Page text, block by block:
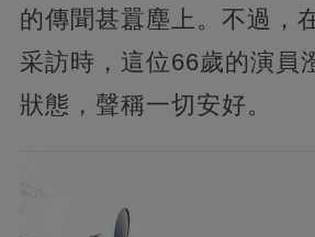
的傳聞甚囂塵上。不過，
采訪時，這位66歲的演員
狀態，聲稱一切安好。